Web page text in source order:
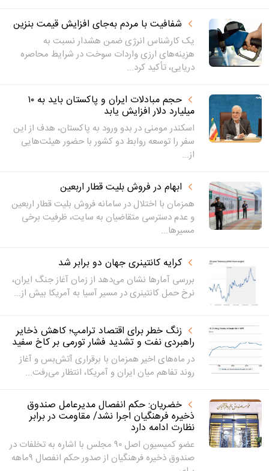
شفافیت با مردم به‌جای افزایش قیمت بنزین
یک کارشناس انرژی ضمن هشدار نسبت به
هزینه‌های ارزی واردات سوخت در شرایط محاصره
دریایی، تأکید کرد...
حجم مبادلات ایران و پاکستان باید به ۱۰
میلیارد دلار افزایش یابد
اسکندر مومنی در بدو ورود به پاکستان، هدف از این
سفر را توسعه روابط دو کشور با حضور هیئت‌هایی
از...
ابهام در فروش بلیت قطار اربعین
همزمان با اختلال در سامانه فروش بلیت قطار اربعین
و عدم دسترسی متقاضیان به سایت، ظرفیت برخی
مسیرها...
کرایه کانتینری جهان دو برابر شد
بررسی آمارها نشان می‌دهد از زمان آغاز جنگ ایران،
نرخ حمل کانتینری در مسیر آسیا به آمریکا بیش از...
زنگ خطر برای اقتصاد ترامپ؛ کاهش ذخایر
راهبردی نفت و تشدید فشار تورمی بر کاخ سفید
در ماه‌های اخیر همزمان با برقراری آتش‌بس و آغاز
روند تفاهم میان ایران و آمریکا، انتظار می‌رفت...
خضریان: حکم انفصال مدیرعامل صندوق
ذخیره فرهنگیان اجرا نشد/ مقاومت در برابر
نظارت ادامه دارد
عضو کمیسیون اصل ۹۰ مجلس با اشاره به تخلفات در
صندوق ذخیره فرهنگیان از صدور حکم انفصال ۹ماهه